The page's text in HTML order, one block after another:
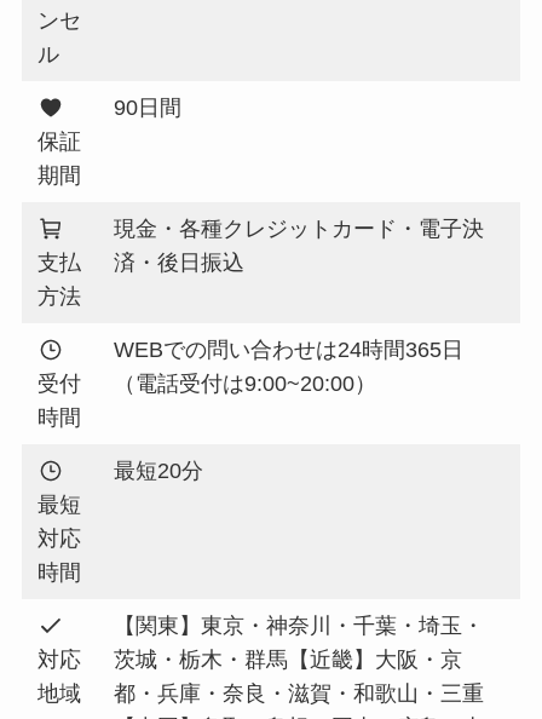
ンセ
ル
保証
期間
90日間
支払
方法
現金・各種クレジットカード・電子決
済・後日振込
受付
時間
WEBでの問い合わせは24時間365日
（電話受付は9:00~20:00）
最短
対応
時間
最短20分
対応
地域
【関東】東京・神奈川・千葉・埼玉・
茨城・栃木・群馬【近畿】大阪・京
都・兵庫・奈良・滋賀・和歌山・三重